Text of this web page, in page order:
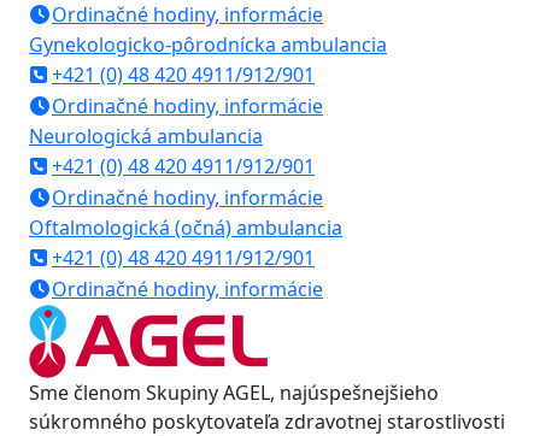
Ordinačné hodiny, informácie
Gynekologicko-pôrodnícka ambulancia
+421 (0) 48 420 4911/912/901
Ordinačné hodiny, informácie
Neurologická ambulancia
+421 (0) 48 420 4911/912/901
Ordinačné hodiny, informácie
Oftalmologická (očná) ambulancia
+421 (0) 48 420 4911/912/901
Ordinačné hodiny, informácie
Sme členom Skupiny AGEL, najúspešnejšieho
súkromného poskytovateľa zdravotnej starostlivosti